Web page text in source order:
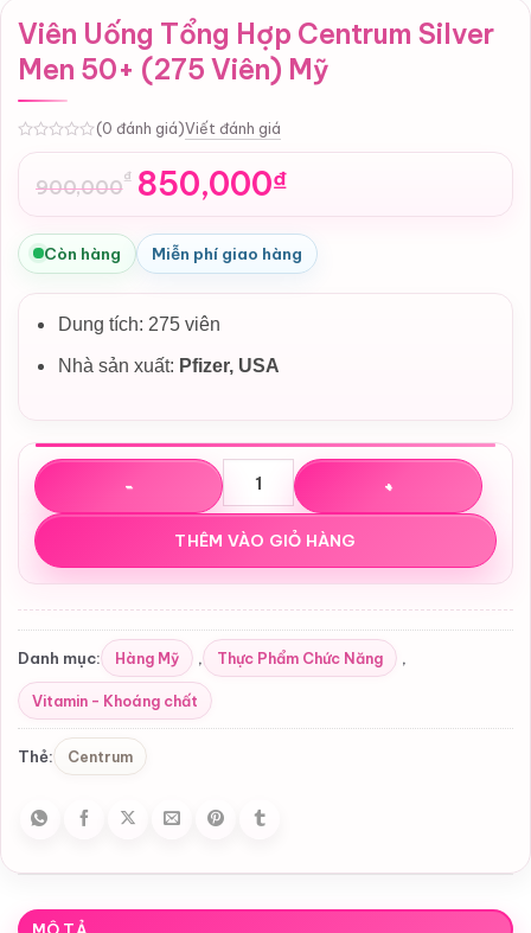
Viên Uống Tổng Hợp Centrum Silver
Men 50+ (275 Viên) Mỹ
(0 đánh giá)Viết đánh giá
900,000₫
Giá
gốc
là:
900,000₫.
850,000₫
Giá
hiện
tại
là:
850,000₫.
Còn hàng Miễn phí giao hàng
Dung tích: 275 viên
Nhà sản xuất: Pfizer, USA
Viên Uống Tổng Hợp Centrum Silver Men 50+ (275 Viên)
THÊM VÀO GIỎ HÀNG
Danh mục: Hàng Mỹ , Thực Phẩm Chức Năng ,
Vitamin - Khoáng chất
Thẻ: Centrum